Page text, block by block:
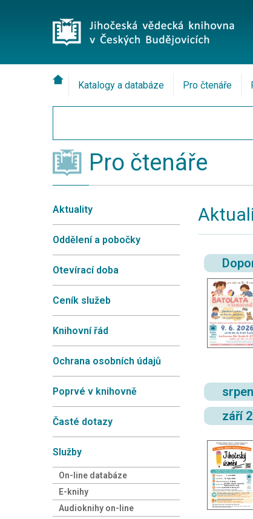
Katalogy a databáze Pro čtenáře
Pro čtenáře
Aktuality
Oddělení a pobočky
Otevírací doba
Ceník služeb
Knihovní řád
Ochrana osobních údajů
Poprvé v knihovně
Časté dotazy
Služby
On-line databáze
E-knihy
Audioknihy on-line
září